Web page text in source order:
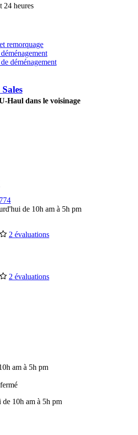
24 heures
remorquage
déménagement
Haul dans le voisinage
de 10h am à 5h pm
2 évaluations
2 évaluations
am à 5h pm
10h am à 5h pm